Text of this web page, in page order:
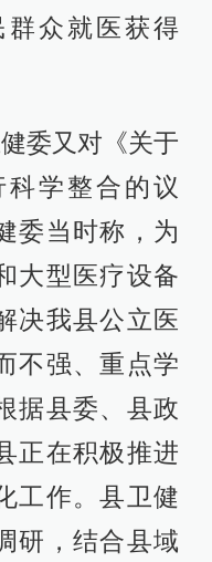
众就医获得
委又对《关于
学整合的议
委当时称，为
大型医疗设备
决我县公立医
不强、重点学
据县委、县政
正在积极推进
工作。县卫健
研，结合县域